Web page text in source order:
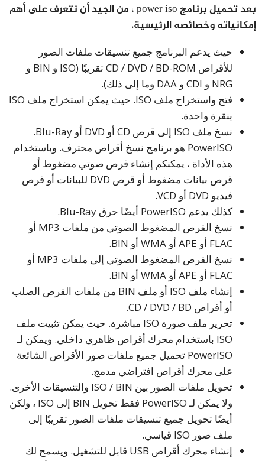
بعد تحميل برنامج power iso ، من الجيد أن نتعرف على أهم
إمكانياته وخصائصه الرئيسية.
حيث يدعم البرنامج جميع تنسيقات ملفات الصور
للأقراص CD / DVD / BD-ROM تقريبًا (ISO و BIN و
NRG و CDI و DAA وما إلى ذلك).
فتح واستخراج ملف ISO. حيث يمكن استخراج ملف ISO
بنقرة واحدة.
نسخ ملف ISO إلى قرص CD أو DVD أو Blu-Ray.
PowerISO هو برنامج نسخ أقراص محترف. وباستخدام
هذه الأداة ، يمكنكم إنشاء قرص صوتي مضغوط أو
قرص بيانات مضغوط أو قرص DVD للبيانات أو قرص
فيديو DVD أو VCD.
كذلك يدعم PowerISO أيضًا حرق Blu-Ray.
نسخ القرص المضغوط الصوتي من ملفات MP3 أو
FLAC أو APE أو WMA أو BIN.
نسخ القرص المضغوط الصوتي إلى ملفات MP3 أو
FLAC أو APE أو WMA أو BIN.
إنشاء ملف ISO أو ملف BIN من ملفات القرص الصلب
أو أقراص CD / DVD / BD.
تحرير ملف صورة ISO مباشرة. حيث يمكن تثبيت ملف
ISO باستخدام محرك أقراص ظاهري داخلي. ويمكن لـ
PowerISO تحميل جميع ملفات صور الأقراص الشائعة
على محرك أقراص افتراضي مدمج.
تحويل ملفات الصور بين ISO / BIN والتنسيقات الأخرى.
ولا يمكن لـ PowerISO فقط تحويل BIN إلى ISO ، ولكن
أيضًا تحويل جميع تنسيقات ملفات الصور تقريبًا إلى
ملف صور ISO قياسي.
إنشاء محرك أقراص USB قابل للتشغيل. ويسمح لك